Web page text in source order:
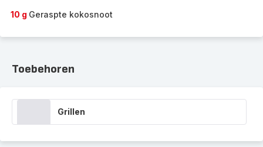
10 g Geraspte kokosnoot
Toebehoren
Grillen